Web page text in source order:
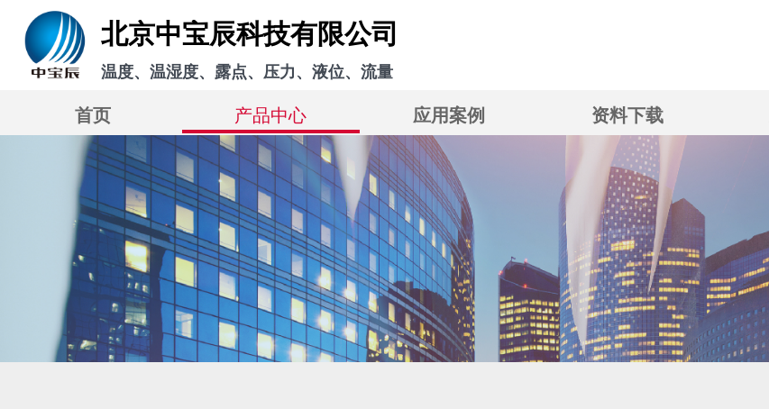
首页 产品中心 应用案例 资料下载
北京中宝辰科技有限公司
温度、温湿度、露点、压力、液位、流量